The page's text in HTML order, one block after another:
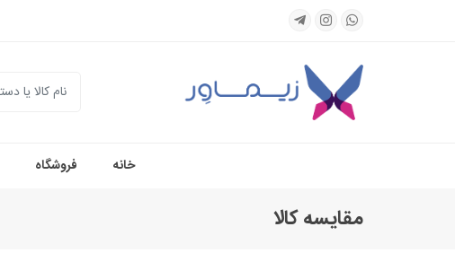
جستجو
خانه فروشگاه
مقایسه کالا